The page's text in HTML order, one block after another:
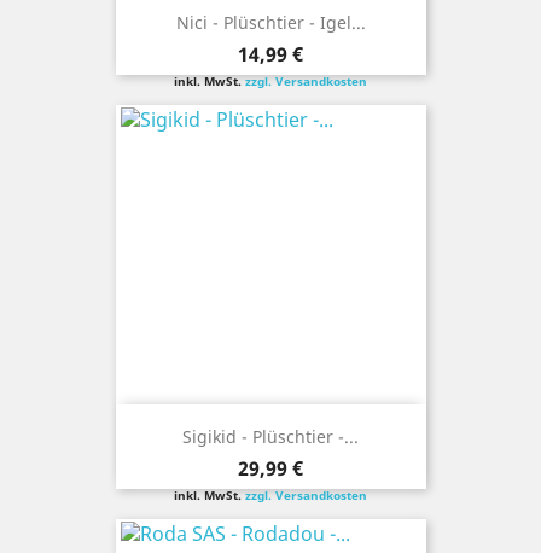
Nici - Plüschtier - Igel...
Preis
14,99 €
inkl. MwSt.zzgl. Versandkosten
Sigikid - Plüschtier -...
Preis
29,99 €
inkl. MwSt.zzgl. Versandkosten